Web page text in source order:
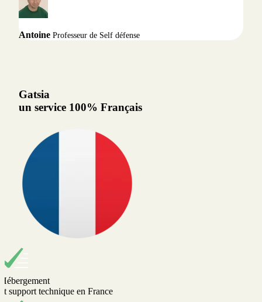
Antoine Professeur de Self défense
Gatsia
un service 100% Français
Hébergement
et support technique en France